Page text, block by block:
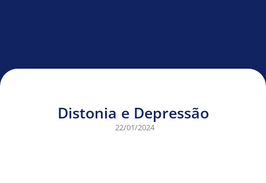
Distonia e Depressão
22/01/2024